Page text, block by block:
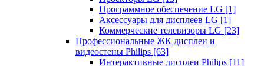
Программное обеспечение LG [1]
Аксессуары для дисплеев LG [1]
Коммерческие телевизоры LG [23]
Профессиональные ЖК дисплеи и
видеостены Philips [63]
Интерактивные дисплеи Philips [11]